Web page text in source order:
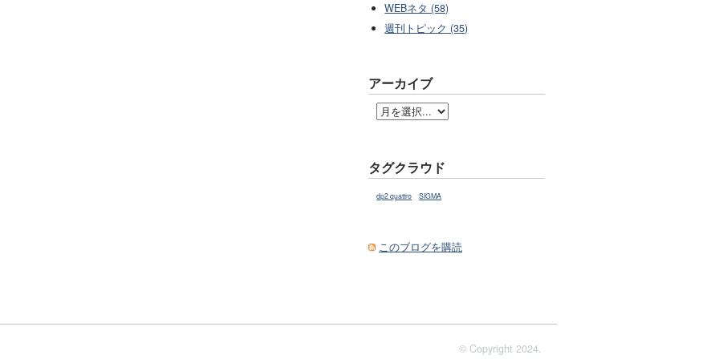
WEBネタ (58)
週刊トピック (35)
アーカイブ
タグクラウド
dp2 quattro SIGMA
このブログを購読
© Copyright 2024.